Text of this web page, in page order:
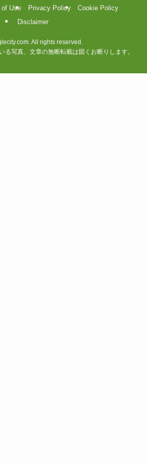
of Use Privacy Policy
Cookie Policy
Disclaimer
All rights reserved.
る写真、文章の無断転載は固くお断りします。